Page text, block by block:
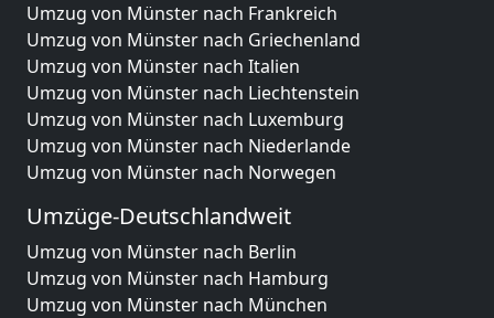
Umzug von Münster nach Frankreich
Umzug von Münster nach Griechenland
Umzug von Münster nach Italien
Umzug von Münster nach Liechtenstein
Umzug von Münster nach Luxemburg
Umzug von Münster nach Niederlande
Umzug von Münster nach Norwegen
Umzüge-Deutschlandweit
Umzug von Münster nach Berlin
Umzug von Münster nach Hamburg
Umzug von Münster nach München